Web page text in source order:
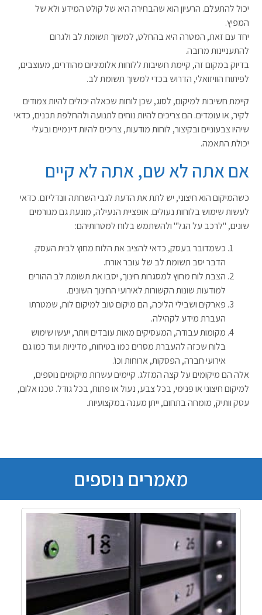
יכול להתעלם. הרעיון הוא שהבחירה היא של קולט המידע ולא של
המפיץ.
יחד עם זאת, המטרה היא בהחלט, למשוך תשומת לב ולגרום
להתעניינות מרובה.
בדיוק במקום זה, קיימת חשיבות ללוחות אלומיניום מהודרים, מעוצבים,
לפיתוח הוויזואלי, הדרוש בכדי למשוך תשומת לב.
קיימת חשיבות למיקום, לסוג, שכן לוחות שכאלה יכולים להיות צמודים
לקיר, או עומדים. הם צריכים להיות נוחים לתנועה ולהחלפת תכנים, כדאי
שיהיו צבעוניים ובקיצור, לוחות מודעות, צריכים להיות דינמיים ובעלי
יכולת התאמה.
אם אתה לא שם, אתה לא קיים
כשהמיקום הוא חיצוני, יש לתת את הדעת לגבי השחתה וונדליזם. כדאי
לעשות שימוש בלוחות נעולים. אופציית הנעילה, מונעת גם מגורמים
שונים, "לרכב על הגל" ולהשתמש בלוח למטרותיהם:
כשמדובר בעסק, כדאי להציב את הלוח מחוץ לבית העסק.
הדבר יסב תשומת לב של עובר אורח.
הצבת לוח מחוץ למסגרות חינוך, יסבו את תשומת לב ההורים
למודעות שונות הקשורות לאירועי החינוך השונים.
פארקים ושבילי הליכה, הם מיקום טוב למיקום לוח, שמטרתו
העברת מידע לקהילה.
מקומות עבודה, המעסיקים מאות עובדים ויותר, יעשו שימוש
בלוח שכזה להעברת מסרים כמו בטיחות, מדיניות ועוד כמו גם
אירועי חברה, הפסקות, ארוחות וכו'.
אלה הם מיקומים על קצה המזלג. קיימים עשרות מיקומים נוספים,
למיקום חיצוני או פנימי, בכל צבע, נעול או פתוח, בכל גודל. טכנו אלום,
עסק וותיק, מומחה בתחום, ייתן מענה במקצועיות.
מאמרים נוספים